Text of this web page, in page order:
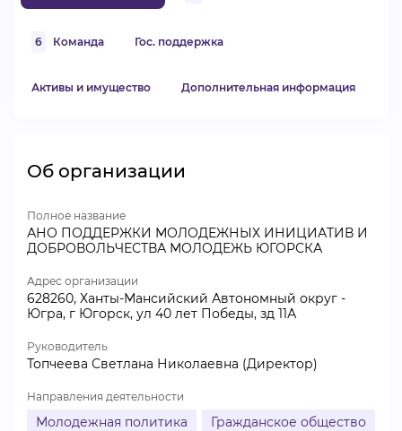
6 Команда Гос. поддержка
Активы и имущество Дополнительная информация
Об организации
Полное название
АНО ПОДДЕРЖКИ МОЛОДЕЖНЫХ ИНИЦИАТИВ И
ДОБРОВОЛЬЧЕСТВА МОЛОДЕЖЬ ЮГОРСКА
Адрес организации
628260, Ханты-Мансийский Автономный округ -
Югра, г Югорск, ул 40 лет Победы, зд 11А
Руководитель
Топчеева Светлана Николаевна (Директор)
Направления деятельности
Молодежная политика
Гражданское общество